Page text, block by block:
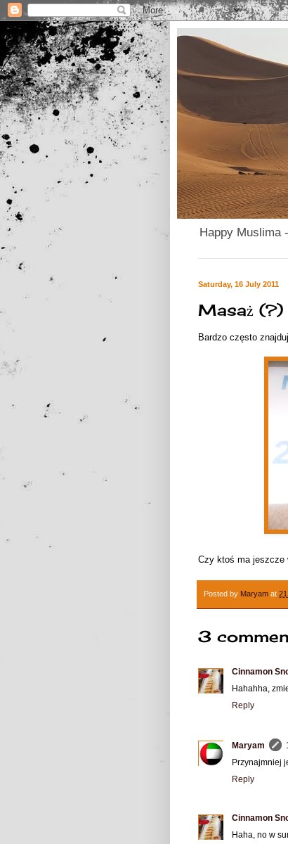
Happy Muslima
Saturday, 16 July 2011
Masaż (?)
Bardzo często
Czy ktoś ma jeszcze
Posted by Maryam at
3
Cinnamon
Hahahha,
Reply
Maryam
Przynajmniej
Reply
Cinnamon
Haha, no w